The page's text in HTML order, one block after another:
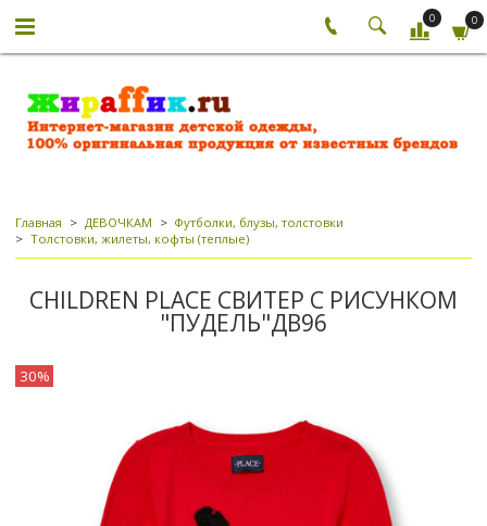
0 0
Главная ДЕВОЧКАМ
Футболки, блузы, толстовки
Толстовки, жилеты, кофты (теплые)
CHILDREN PLACE СВИТЕР С РИСУНКОМ
"ПУДЕЛЬ"ДВ96
30%